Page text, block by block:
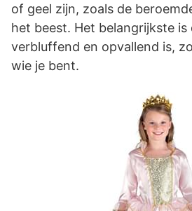
of geel zijn, zoals de
het beest. Het belangrijkste is
verbluffend en opvallend is,
wie je bent.